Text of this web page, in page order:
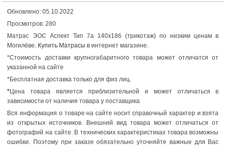
Обновлено: 05.10.2022
Просмотров: 280
Матрас ЭОС Аспект Тип 7а 140x186 (трикотаж) по низким ценам в
Могилёве. Купить Матрасы в интернет магазине.
*Стоимость доставки крупногабаритного товара может отличатся от
указанной на сайте
*Бесплатная доставка только для физ лиц.
*Цена товара является приблизительной и может отличаться в
зависимости от наличия товара у поставщика
Вся информация о товаре на сайте носит справочный характер и взята
из открытых источников. Внешний вид товара может отличаться от
фотографий на сайте. В технических характеристиках товара возможны
ошибки. Поэтому при заказе обязательно уточняйте важные для Вас